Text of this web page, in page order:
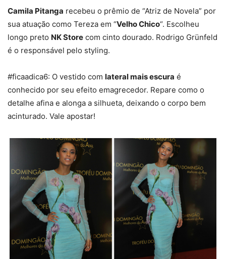
Camila Pitanga recebeu o prêmio de “Atriz de Novela” por
sua atuação como Tereza em “Velho Chico“. Escolheu
longo preto NK Store com cinto dourado. Rodrigo Grünfeld
é o responsável pelo styling.
#ficaadica6: O vestido com lateral mais escura é
conhecido por seu efeito emagrecedor. Repare como o
detalhe afina e alonga a silhueta, deixando o corpo bem
acinturado. Vale apostar!